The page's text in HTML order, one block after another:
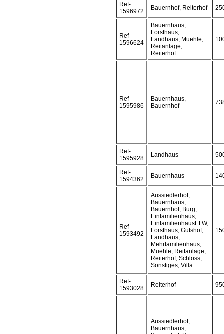
Ref-
1596972
Bauernhof, Reiterhof
Ref-
1596624
Bauernhaus,
Forsthaus,
Landhaus, Muehle,
Reitanlage,
Reiterhof
Ref-
1595986
Bauernhaus,
Bauernhof
Ref-
1595928
Landhaus
Ref-
1594362
Bauernhaus
Ref-
1593492
Aussiedlerhof,
Bauernhaus,
Bauernhof, Burg,
Einfamilienhaus,
EinfamilienhausELW,
Forsthaus, Gutshof,
Landhaus,
Mehrfamilienhaus,
Muehle, Reitanlage,
Reiterhof, Schloss,
Sonstiges, Villa
Ref-
1593028
Reiterhof
Aussiedlerhof,
Bauernhaus,